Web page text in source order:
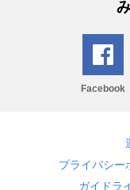
Facebook
プライバシー
ガイドラ